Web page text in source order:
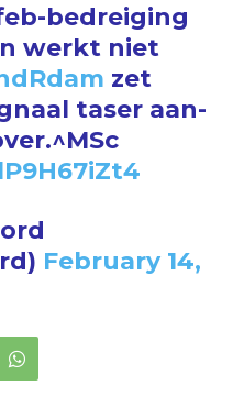
bedreiging
werkt niet
zet
taser aan-
February 14,